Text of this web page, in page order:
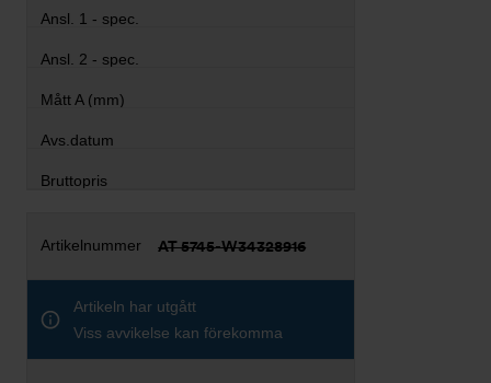
AT 5745-W34328916
Artikeln har utgått
Viss avvikelse kan förekomma